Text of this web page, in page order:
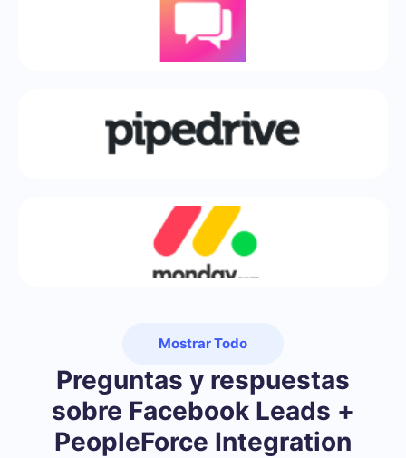
Mostrar Todo
Preguntas y respuestas
sobre Facebook Leads +
PeopleForce Integration